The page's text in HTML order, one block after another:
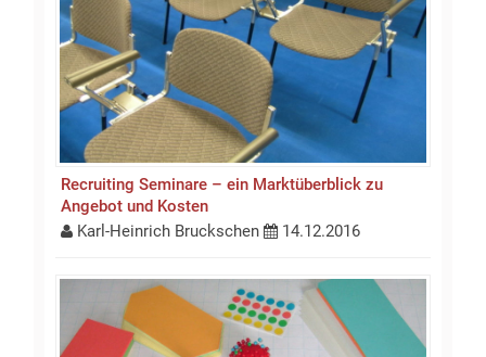
Recruiting Seminare – ein Marktüberblick zu
Angebot und Kosten
Karl-Heinrich Bruckschen
14.12.2016